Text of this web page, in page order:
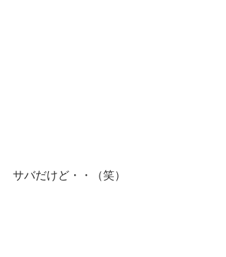
サバだけど・・（笑）